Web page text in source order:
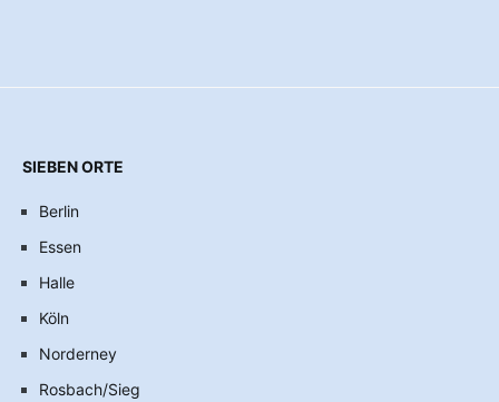
SIEBEN ORTE
Berlin
Essen
Halle
Köln
Norderney
Rosbach/Sieg